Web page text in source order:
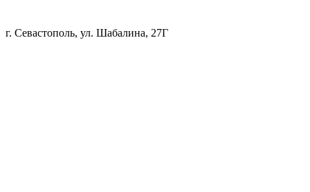
г. Севастополь, ул. Шабалина, 27Г